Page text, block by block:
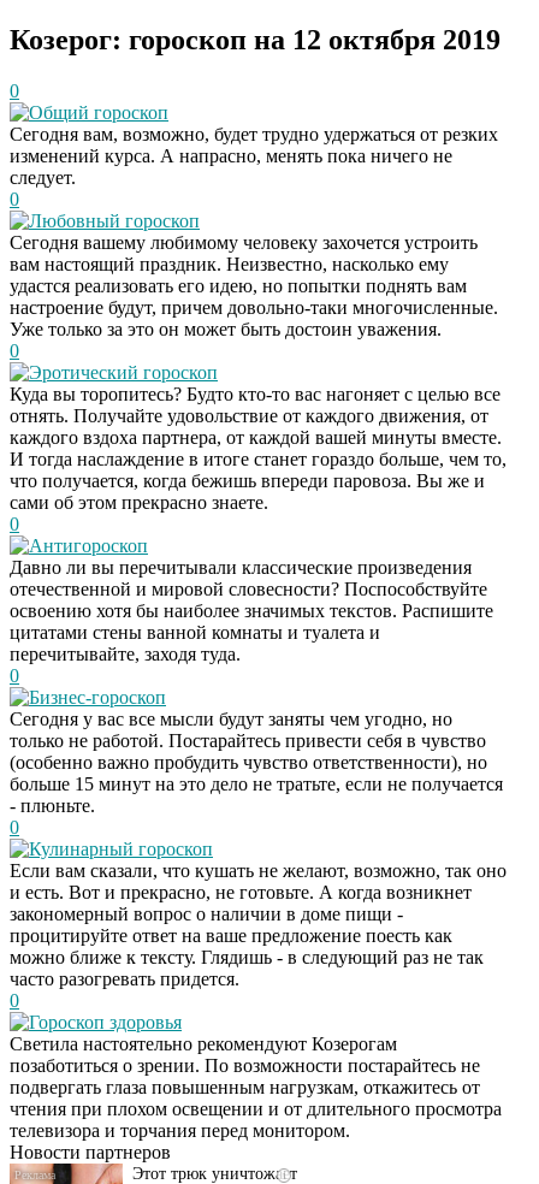
Козерог: гороскоп на 12 октября 2019
0
Общий гороскоп
Сегодня вам, возможно, будет трудно удержаться от резких
изменений курса. А напрасно, менять пока ничего не
следует.
0
Любовный гороскоп
Сегодня вашему любимому человеку захочется устроить
вам настоящий праздник. Неизвестно, насколько ему
удастся реализовать его идею, но попытки поднять вам
настроение будут, причем довольно-таки многочисленные.
Уже только за это он может быть достоин уважения.
0
Эротический гороскоп
Куда вы торопитесь? Будто кто-то вас нагоняет с целью все
отнять. Получайте удовольствие от каждого движения, от
каждого вздоха партнера, от каждой вашей минуты вместе.
И тогда наслаждение в итоге станет гораздо больше, чем то,
что получается, когда бежишь впереди паровоза. Вы же и
сами об этом прекрасно знаете.
0
Антигороскоп
Давно ли вы перечитывали классические произведения
отечественной и мировой словесности? Поспособствуйте
освоению хотя бы наиболее значимых текстов. Распишите
цитатами стены ванной комнаты и туалета и
перечитывайте, заходя туда.
0
Бизнес-гороскоп
Сегодня у вас все мысли будут заняты чем угодно, но
только не работой. Постарайтесь привести себя в чувство
(особенно важно пробудить чувство ответственности), но
больше 15 минут на это дело не тратьте, если не получается
- плюньте.
0
Кулинарный гороскоп
Если вам сказали, что кушать не желают, возможно, так оно
и есть. Вот и прекрасно, не готовьте. А когда возникнет
закономерный вопрос о наличии в доме пищи -
процитируйте ответ на ваше предложение поесть как
можно ближе к тексту. Глядишь - в следующий раз не так
часто разогревать придется.
0
Гороскоп здоровья
Светила настоятельно рекомендуют Козерогам
позаботиться о зрении. По возможности постарайтесь не
подвергать глаза повышенным нагрузкам, откажитесь от
чтения при плохом освещении и от длительного просмотра
телевизора и торчания перед монитором.
Новости партнеров
i
Даже самый
запущенный грибок
исчезнет с корнем,
если перед сном…
i
Этот трюк уничтожает